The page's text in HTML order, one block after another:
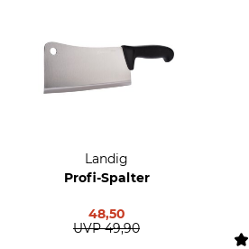
Landig
Profi-Spalter
48,50
UVP 49,90